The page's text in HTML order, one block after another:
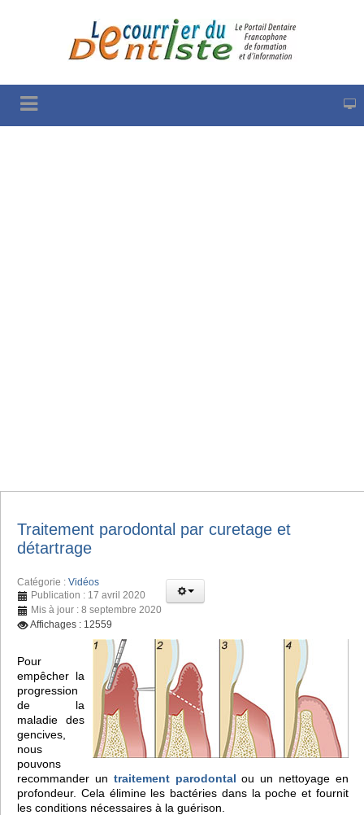
Traitement parodontal par curetage et
détartrage
Catégorie : Vidéos
Publication : 17 avril 2020
Mis à jour : 8 septembre 2020
Affichages : 12559
Pour
empêcher la
progression
de la
maladie des
gencives,
nous
pouvons
recommander un traitement parodontal ou un nettoyage en
profondeur. Cela élimine les bactéries dans la poche et fournit
les conditions nécessaires à la guérison.